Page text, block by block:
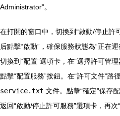
Administrator”。
在打開的窗口中，切換到“啟動/停止許
后點擊“啟動”，確保服務狀態為“正在運
切換到“配置”選項卡，在“選擇許可管理
點擊“配置服務”按鈕。在“許可文件”路
service.txt 文件。點擊“確定”保存配
返回“啟動/停止許可服務”選項卡，再次